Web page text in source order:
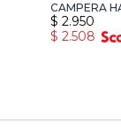
CAMPERA
$ 2.950
$ 2.508